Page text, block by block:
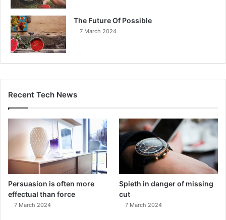
The Future Of Possible
7 March 2024
Recent Tech News
Persuasion is often more
effectual than force
7 March 2024
Spieth in danger of missing
cut
7 March 2024